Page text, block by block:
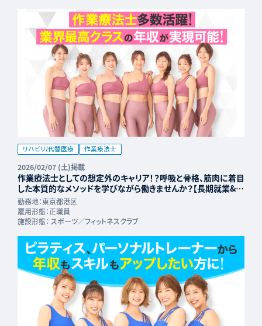
リハビリ/代替医療 作業療法士
2026/02/07 (土)掲載
作業療法士としての想定外のキャリア！？呼吸と骨格、筋肉に着目
した本質的なメソッドを学びながら働きませんか？【長期就業&年
収UP可能】
勤務地：東京都港区
雇用形態：正職員
施設形態： スポーツ／フィットネスクラブ